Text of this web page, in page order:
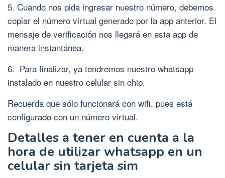
5. Cuando nos pida ingresar nuestro número, debemos
copiar el número virtual generado por la app anterior. El
mensaje de verificación nos llegará en esta app de
manera instantánea.
6. Para finalizar, ya tendremos nuestro whatsapp
instalado en nuestro celular sin chip.
Recuerda que sólo funcionará con wifi, pues está
configurado con un número virtual.
Detalles a tener en cuenta a la
hora de utilizar whatsapp en un
celular sin tarjeta sim